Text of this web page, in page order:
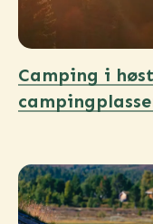
Camping i